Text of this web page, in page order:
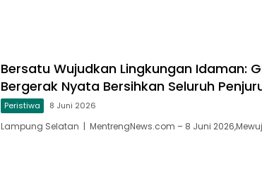
Bersatu Wujudkan Lingkungan Idaman:
Bergerak Nyata Bersihkan Seluruh
Peristiwa 8 Juni 2026
Lampung Selatan | MentrengNews.com – 8 Juni